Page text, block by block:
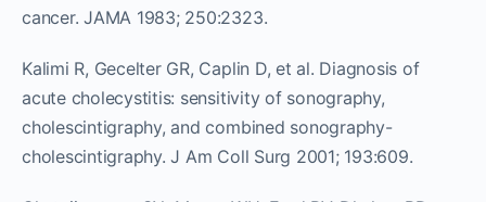
cancer. JAMA 1983; 250:2323.
Kalimi R, Gecelter GR, Caplin D, et al. Diagnosis of
acute cholecystitis: sensitivity of sonography,
cholescintigraphy, and combined sonography-
cholescintigraphy. J Am Coll Surg 2001; 193:609.